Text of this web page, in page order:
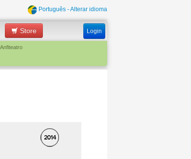
Português - Alterar idioma
Login
Store
Anfiteatro